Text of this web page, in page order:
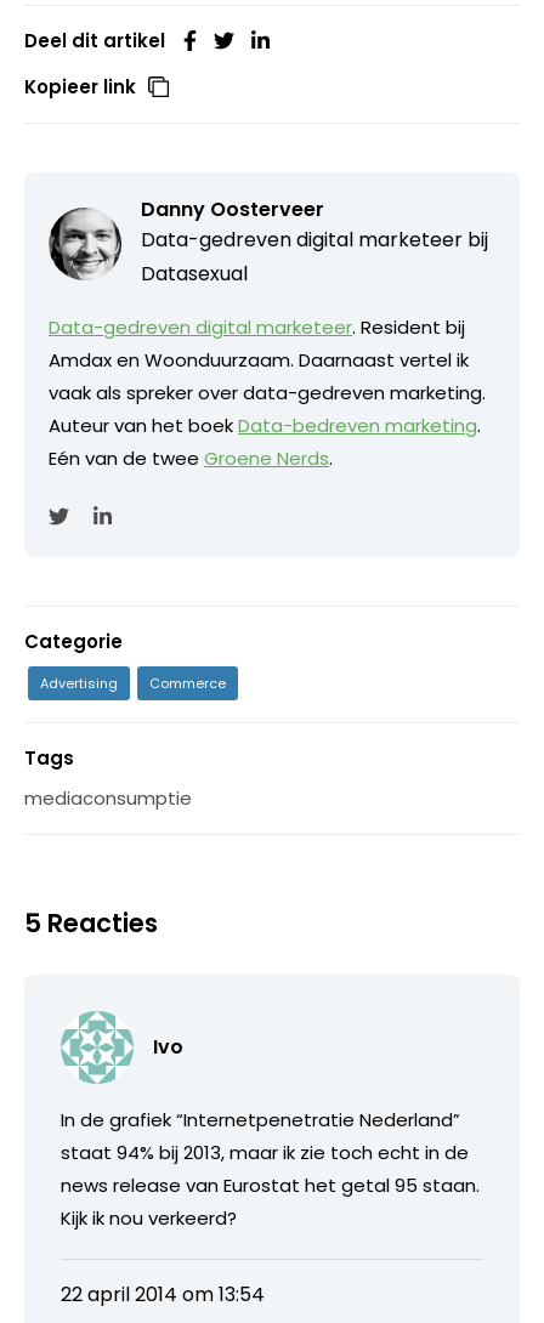
Deel dit artikel
Kopieer link
Danny Oosterveer
Data-gedreven digital marketeer bij
Datasexual
Data-gedreven digital marketeer. Resident bij
Amdax en Woonduurzaam. Daarnaast vertel ik
vaak als spreker over data-gedreven marketing.
Auteur van het boekData-bedreven marketing.
Eén van de twee Groene Nerds.
Categorie
Advertising Commerce
Tags
mediaconsumptie
5 Reacties
Ivo
In de grafiek “Internetpenetratie Nederland”
staat 94% bij 2013, maar ik zie toch echt in de
news release van Eurostat het getal 95 staan.
Kijk ik nou verkeerd?
22 april 2014 om 13:54